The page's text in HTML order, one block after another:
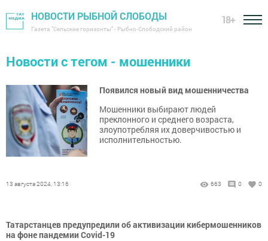
НОВОСТИ РЫБНОЙ СЛОБОДЫ
Газета "Сельские горизонты" - Рыбно-Слободский район
18+
Новости с тегом - мошенники
Появился новый вид мошенничества
Мошенники выбирают людей
преклонного и среднего возраста,
злоупотребляя их доверчивостью и
исполнительностью.
13 августа 2024, 13:16 663 0 0
Татарстанцев предупредили об активизации кибермошенников
на фоне пандемии Covid-19